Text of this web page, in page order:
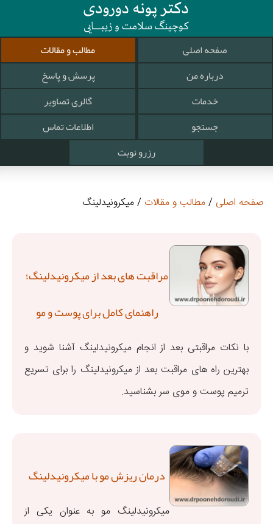
صفحه اصلی
مطالب و مقالات
درباره من
پرسش و پاسخ
خدمات
گالری تصاویر
جستجو
اطلاعات تماس
رزرو نوبت
صفحه اصلی / مطالب و مقالات / میکرونیدلینگ
مراقبت های بعد از میکرونیدلینگ؛
راهنمای کامل برای پوست و مو
با نکات مراقبتی بعد از انجام میکرونیدلینگ آشنا شوید و
بهترین راه های مراقبت بعد از میکرونیدلینگ را برای تسریع
ترمیم پوست و موی سر بشناسید.
درمان ریزش مو با میکرونیدلینگ
میکرونیدلینگ مو به عنوان یکی از